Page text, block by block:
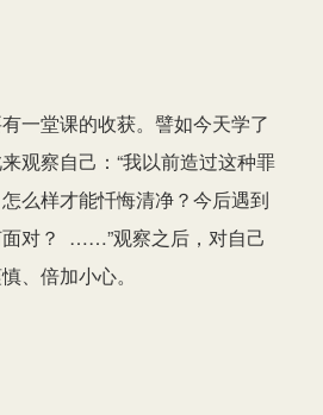
一堂课的收获。譬如今天学了
观察自己：“我以前造过这种罪
么样才能忏悔清净？今后遇到
面对？ ……”观察之后，对自己
、倍加小心。